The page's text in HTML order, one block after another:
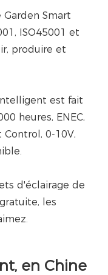
Smart
ISO45001 et
produire et
est fait
heures, ENEC,
Control, 0-10V,
d'éclairage de
les
en Chine